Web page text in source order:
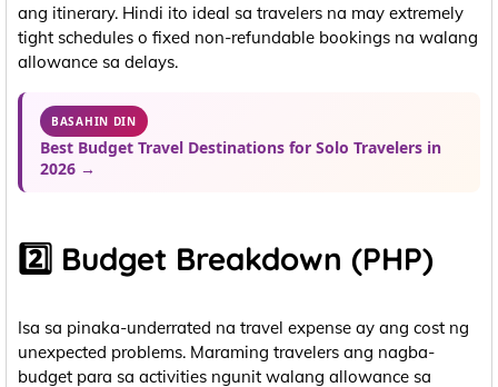
ang itinerary. Hindi ito ideal sa travelers na may extremely
tight schedules o fixed non-refundable bookings na walang
allowance sa delays.
BASAHIN DIN
Best Budget Travel Destinations for Solo Travelers in
2026 →
2️⃣ Budget Breakdown (PHP)
Isa sa pinaka-underrated na travel expense ay ang cost ng
unexpected problems. Maraming travelers ang nagba-
budget para sa activities ngunit walang allowance sa